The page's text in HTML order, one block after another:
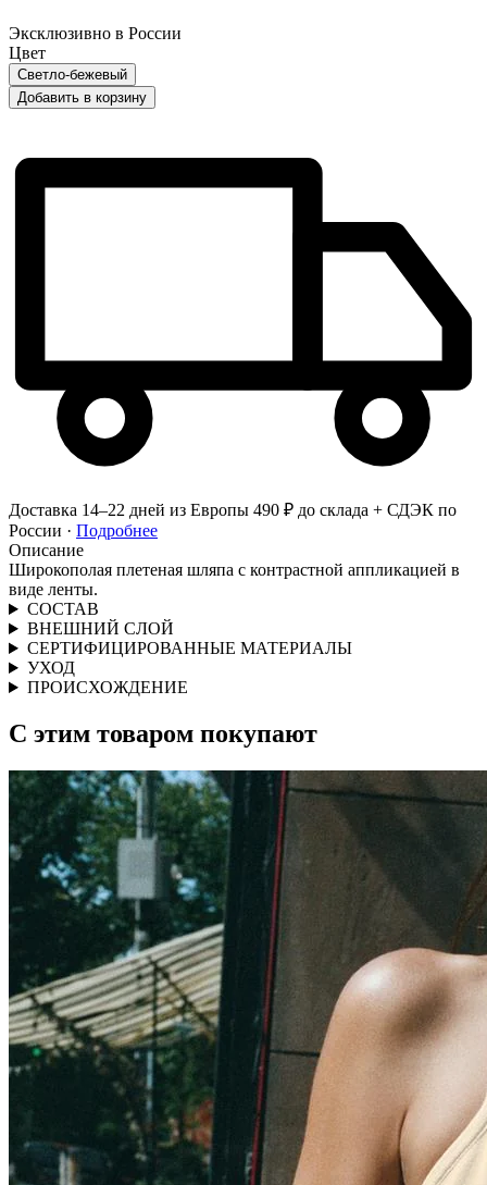
Эксклюзивно в России
Цвет
Светло-бежевый
Добавить в корзину
Доставка 14–22 дней из Европы 490 ₽ до склада + СДЭК по
России · Подробнее
Описание
Широкополая плетеная шляпа с контрастной аппликацией в
виде ленты.
СОСТАВ
ВНЕШНИЙ СЛОЙ
СЕРТИФИЦИРОВАННЫЕ МАТЕРИАЛЫ
УХОД
ПРОИСХОЖДЕНИЕ
С этим товаром покупают